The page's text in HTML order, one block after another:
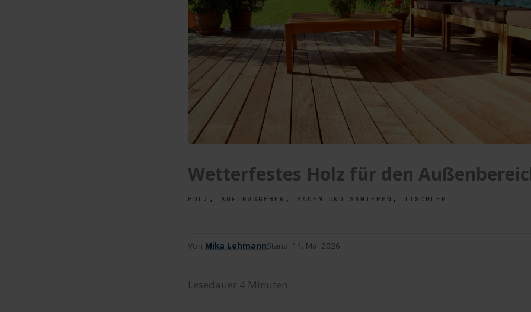
Wetterfestes Holz für den
HOLZ , AUFTRAGGEBER , BAUEN UND SANIEREN , TISCHLER
Von Mika LehmannStand: 14. Mai 2026
Lesedauer 4 Minuten